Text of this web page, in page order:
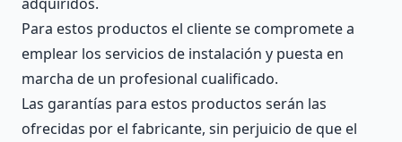
Para estos productos el cliente se compromete a
emplear los servicios de instalación y puesta en
marcha de un profesional cualificado.
Las garantías para estos productos serán las
ofrecidas por el fabricante, sin perjuicio de que el